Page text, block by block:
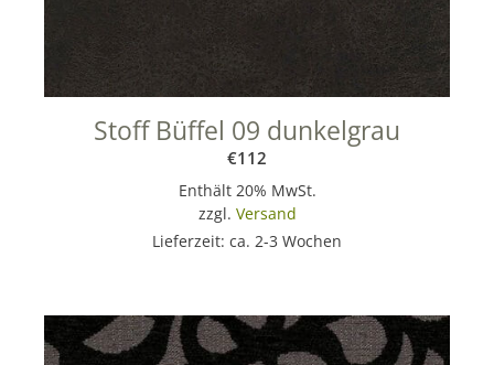
Stoff Büffel 09 dunkelgrau
€112
Enthält 20% MwSt.
zzgl. Versand
Lieferzeit: ca. 2-3 Wochen